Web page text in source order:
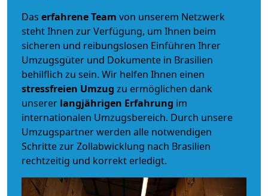
Das erfahrene Team von unserem Netzwerk
steht Ihnen zur Verfügung, um Ihnen beim
sicheren und reibungslosen Einführen Ihrer
Umzugsgüter und Dokumente in Brasilien
behilflich zu sein. Wir helfen Ihnen einen
stressfreien Umzug zu ermöglichen dank
unserer langjährigen Erfahrung im
internationalen Umzugsbereich. Durch unsere
Umzugspartner werden alle notwendigen
Schritte zur Zollabwicklung nach Brasilien
rechtzeitig und korrekt erledigt.